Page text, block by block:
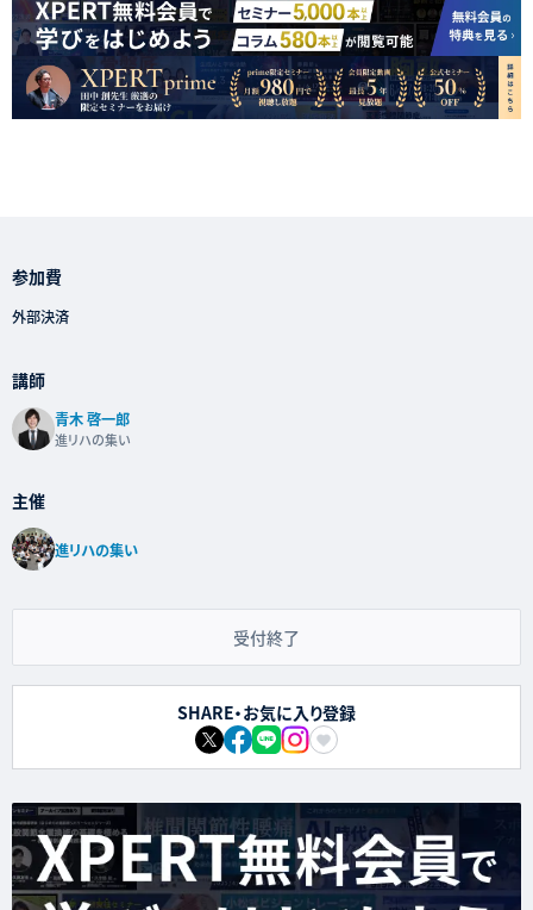
参加費
外部決済
講師
青木 啓一郎
進リハの集い
主催
進リハの集い
受付終了
SHARE・お気に入り登録